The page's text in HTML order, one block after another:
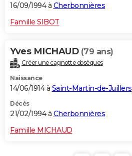
16/09/1994 à Cherbonnières
Famille SIBOT
Yves MICHAUD (79 ans)
Créer une cagnotte obsèques
Naissance
14/06/1914 à Saint-Martin-de-Juillers
Décès
21/02/1994 à Cherbonnières
Famille MICHAUD